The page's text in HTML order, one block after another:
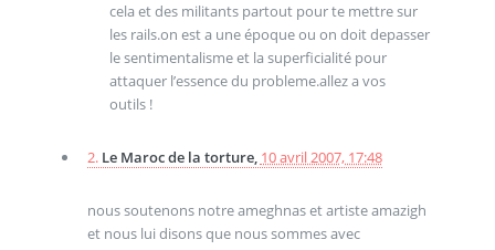
cela et des militants partout pour te mettre sur
les rails.on est a une époque ou on doit depasser
le sentimentalisme et la superficialité pour
attaquer l’essence du probleme.allez a vos
outils !
2. Le Maroc de la torture, 10 avril 2007, 17:48
nous soutenons notre ameghnas et artiste amazigh
et nous lui disons que nous sommes avec